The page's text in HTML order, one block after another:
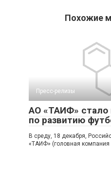
Похожие
Пресс-релизы
АО «ТАИФ»
по развитию
В среду, 18 декабря,
«ТАИФ» (головная